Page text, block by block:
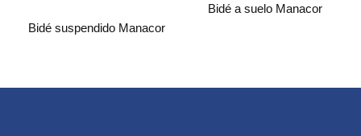
Bidé suspendido Manacor
Bidé a suelo Manacor